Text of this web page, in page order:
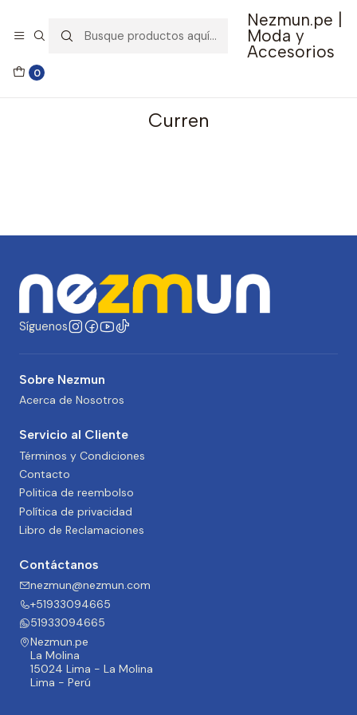
Nezmun.pe |
Moda y
Accesorios
0
🚚 Envío GRATIS por compras mayores a S/ 150
Curren
Síguenos
Sobre Nezmun
Acerca de Nosotros
Servicio al Cliente
Términos y Condiciones
Contacto
Politica de reembolso
Política de privacidad
Libro de Reclamaciones
Contáctanos
nezmun@nezmun.com
+51933094665
51933094665
Nezmun.pe
La Molina
15024 Lima - La Molina
Lima - Perú